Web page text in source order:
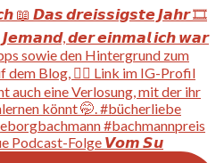
Podcast-Folge 𝙑𝙤𝙢 𝙎𝙪